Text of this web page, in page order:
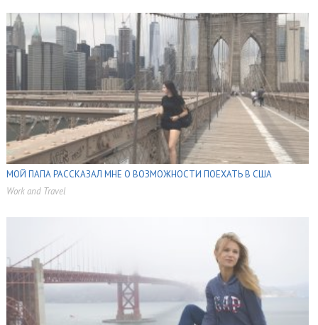
МОЙ ПАПА РАССКАЗАЛ МНЕ О ВОЗМОЖНОСТИ ПОЕХАТЬ В США
Work and Travel